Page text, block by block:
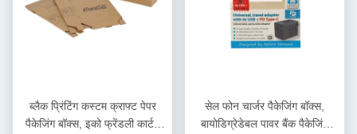
ब्लैक प्रिंटिंग कस्टम क्राफ्ट पेपर
पैकेजिंग बॉक्स, इको फ्रेंडली कार्टन
सेल फोन चार्जर पैकेजिंग बॉक्स,
बायोडिग्रेडेबल पावर बैंक पैकेजिंग